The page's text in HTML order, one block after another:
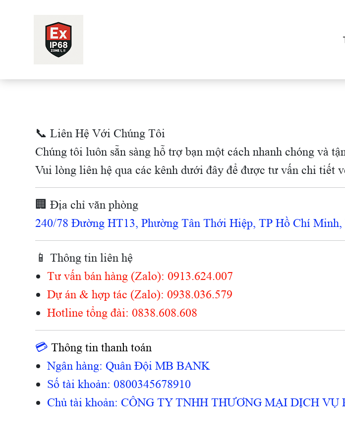
📞 Liên Hệ Với Chúng Tôi
Chúng tôi luôn sẵn sàng hỗ trợ bạn một cách nhanh chóng và
Vui lòng liên hệ qua các kênh dưới đây để được tư vấn chi tiết
🏢 Địa chỉ văn phòng
240/78 Đường HT13, Phường Tân Thới Hiệp, TP Hồ Chí
📱 Thông tin liên hệ
Tư vấn bán hàng (Zalo): 0913.624.007
Dự án & hợp tác (Zalo): 0938.036.579
Hotline tổng đài: 0838.608.608
💳 Thông tin thanh toán
Ngân hàng: Quân Đội MB BANK
Số tài khoản: 0800345678910
Chủ tài khoản: CÔNG TY TNHH THƯƠNG MẠI DỊCH VỤ